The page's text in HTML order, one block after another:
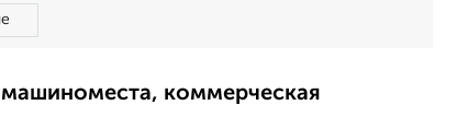
коммерческая